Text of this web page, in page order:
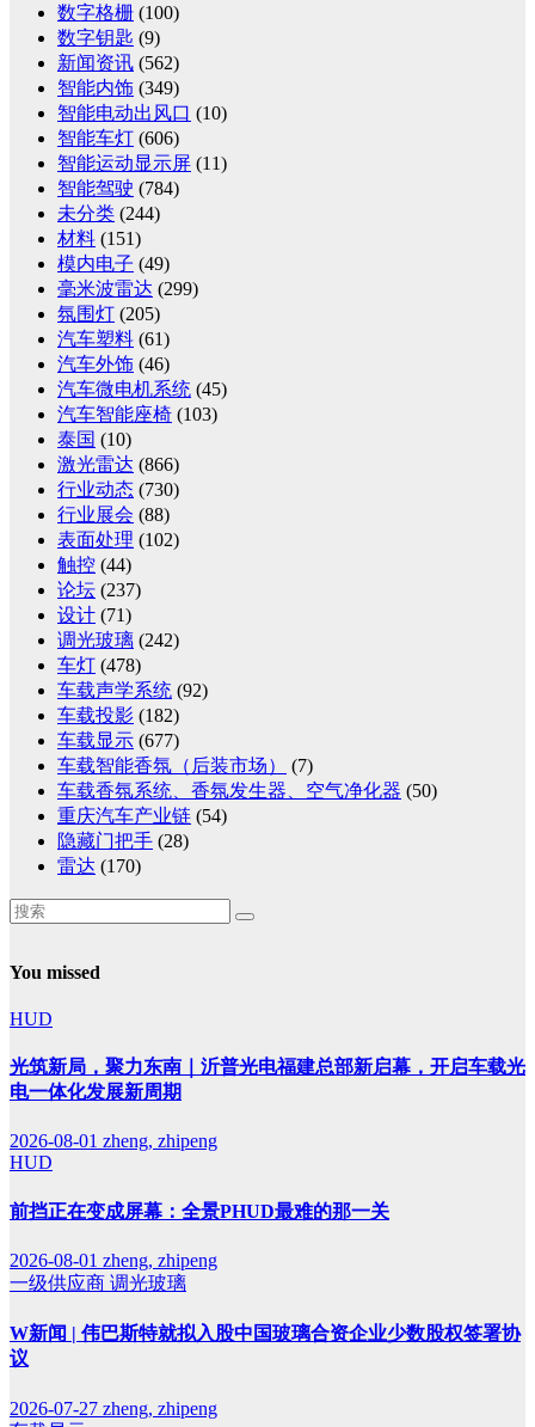
数字格栅 (100)
数字钥匙 (9)
新闻资讯 (562)
智能内饰 (349)
智能电动出风口 (10)
智能车灯 (606)
智能运动显示屏 (11)
智能驾驶 (784)
未分类 (244)
材料 (151)
模内电子 (49)
毫米波雷达 (299)
氛围灯 (205)
汽车塑料 (61)
汽车外饰 (46)
汽车微电机系统 (45)
汽车智能座椅 (103)
泰国 (10)
激光雷达 (866)
行业动态 (730)
行业展会 (88)
表面处理 (102)
触控 (44)
论坛 (237)
设计 (71)
调光玻璃 (242)
车灯 (478)
车载声学系统 (92)
车载投影 (182)
车载显示 (677)
车载智能香氛（后装市场）
(7)
车载香氛系统、香氛发生器、空气净化器 (50)
重庆汽车产业链 (54)
隐藏门把手 (28)
雷达 (170)
You missed
HUD
光筑新局，聚力东南｜沂普光电福建总部新启幕，开启车载光
电一体化发展新周期
2026-08-01 zheng, zhipeng
HUD
前挡正在变成屏幕：全景PHUD最难的那一关
2026-08-01 zheng, zhipeng
一级供应商 调光玻璃
W新闻 | 伟巴斯特就拟入股中国玻璃合资企业少数股权签署协
议
2026-07-27 zheng, zhipeng